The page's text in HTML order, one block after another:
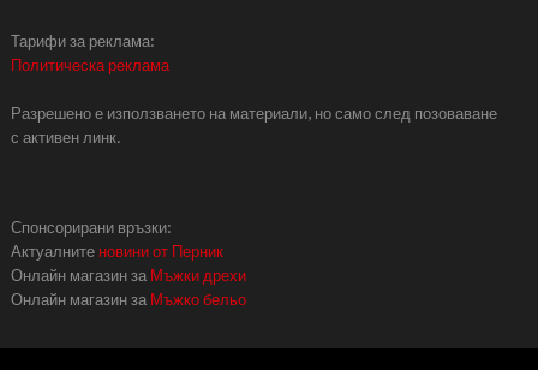
Тарифи за реклама:
Политическа реклама
Разрешено е използването на материали, но само след позоваване
с активен линк.
Спонсорирани връзки:
Актуалните новини от Перник
Онлайн магазин за Мъжки дрехи
Онлайн магазин за Мъжко бельо